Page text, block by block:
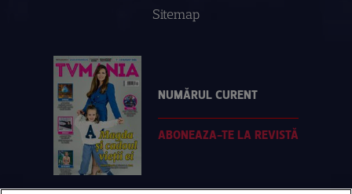
Sitemap
NUMĂRUL CURENT
ABONEAZA-TE LA REVISTĂ